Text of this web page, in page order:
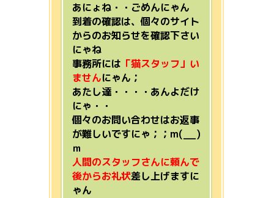
あにょね・・ごめんにゃん
到着の確認は、個々のサイト
からのお知らせを確認下さい
にゃね
事務所には 「猫スタッフ」い
ませんにゃん；
あたし達・・・・あんよだけ
にゃ・・
個々のお問い合わせはお返事
が難しいですにゃ；；m(__)
ｍ
人間のスタッフさんに頼んで
後からお礼状差し上げますに
ゃん